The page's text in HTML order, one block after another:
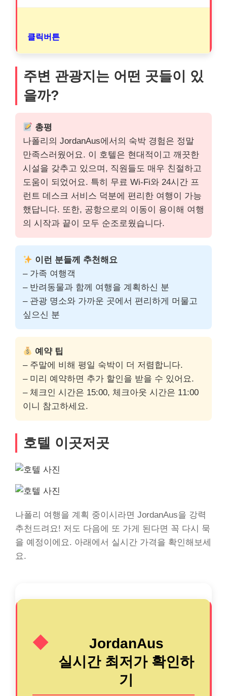
클릭버튼
주변 관광지는 어떤 곳들이 있
을까?
총평
나폴리의 JordanAus에서의 숙박 경험은 정말
만족스러웠어요. 이 호텔은 현대적이고 깨끗한
시설을 갖추고 있으며, 직원들도 매우 친절하고
도움이 되었어요. 특히 무료 Wi-Fi와 24시간 프
런트 데스크 서비스 덕분에 편리한 여행이 가능
했답니다. 또한, 공항으로의 이동이 용이해 여행
의 시작과 끝이 모두 순조로웠습니다.
이런 분들께 추천해요
– 가족 여행객
– 반려동물과 함께 여행을 계획하신 분
– 관광 명소와 가까운 곳에서 편리하게 머물고
싶으신 분
예약 팁
– 주말에 비해 평일 숙박이 더 저렴합니다.
– 미리 예약하면 추가 할인을 받을 수 있어요.
– 체크인 시간은 15:00, 체크아웃 시간은 11:00
이니 참고하세요.
호텔 이곳저곳
나폴리 여행을 계획 중이시라면 JordanAus을 강력
추천드려요! 저도 다음에 또 가게 된다면 꼭 다시 묵
을 예정이에요. 아래에서 실시간 가격을 확인해보세
요.
JordanAus
실시간 최저가 확인하
기